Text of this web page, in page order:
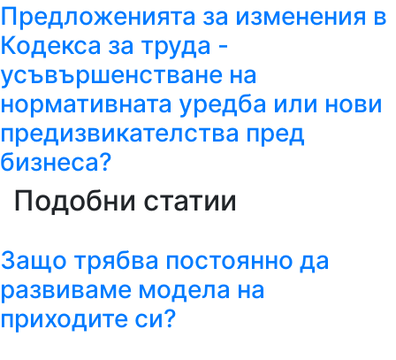
Предложенията за изменения в
Кодекса за труда -
усъвършенстване на
нормативната уредба или нови
предизвикателства пред
бизнеса?
Подобни статии
Защо трябва постоянно да
развиваме модела на
приходите си?